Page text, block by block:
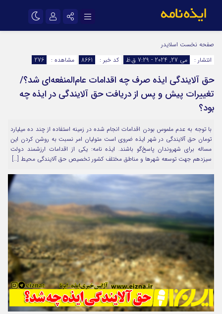
اینستاگرام
سروش
ایتا
آپارات
اپلیکیشن رمز عبور
صفحه نخست اسلایدر
انتشار :
می 27, 2024 - 7:29 ق.ظ کد خبر : 8661 مشاهده : 276
حق آلایندگی ایذه صرف چه اقدامات عام‌المنفعه‌ای شد؟/
تغییرات پیش و پس از دریافت حق آلایندگی در ایذه چه
بود؟
با توجه به عدم ملموس بودن اقدامات انجام شده در زمینه استفاده از چند ده میلیارد
تومان حق آلایندگی در شهر ایذه ضروی است متولیان امر نسبت به روشن کردن این
مساله برای شهروندان پاسخ‌گو باشند. ایذه نامه: یکی از اقدامات ارزشمند دولت
سیزدهم جهت توسعه شهرها و مناطق مختلف کشور تخصیص حق آلایندگی محیط […]